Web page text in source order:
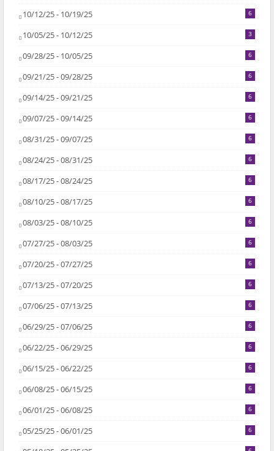
10/12/25 - 10/19/25 6
10/05/25 - 10/12/25 3
09/28/25 - 10/05/25 6
09/21/25 - 09/28/25 6
09/14/25 - 09/21/25 6
09/07/25 - 09/14/25 6
08/31/25 - 09/07/25 6
08/24/25 - 08/31/25 6
08/17/25 - 08/24/25 6
08/10/25 - 08/17/25 6
08/03/25 - 08/10/25 6
07/27/25 - 08/03/25 6
07/20/25 - 07/27/25 6
07/13/25 - 07/20/25 6
07/06/25 - 07/13/25 6
06/29/25 - 07/06/25 6
06/22/25 - 06/29/25 6
06/15/25 - 06/22/25 6
06/08/25 - 06/15/25 6
06/01/25 - 06/08/25 6
05/25/25 - 06/01/25 6